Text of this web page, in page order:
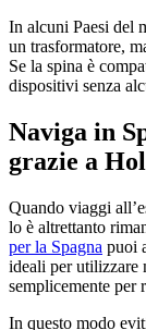
In alcuni Paesi del
un trasformatore,
Se la spina è
dispositivi senza
Naviga in
grazie a
Quando viaggi
lo è altrettanto
per la Spagna puoi
ideali per utilizzare
semplicemente per
In questo modo